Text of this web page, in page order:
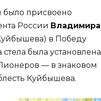
было присвоено
России Владимира
в Победу
была установлена
— в знаковом
Куйбышева.